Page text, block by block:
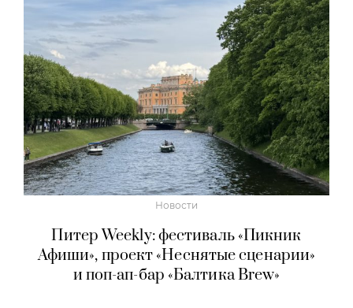
Новости
Питер Weekly: фестиваль «Пикник
Афиши», проект «Неснятые сценарии»
и поп-ап-бар «Балтика Brew»